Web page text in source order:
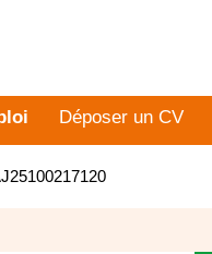
Déposer un CV